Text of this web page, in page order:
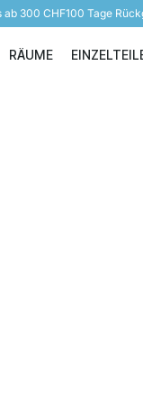
ab 300 CHF100 Tage
Regale
RÄUME
Räume